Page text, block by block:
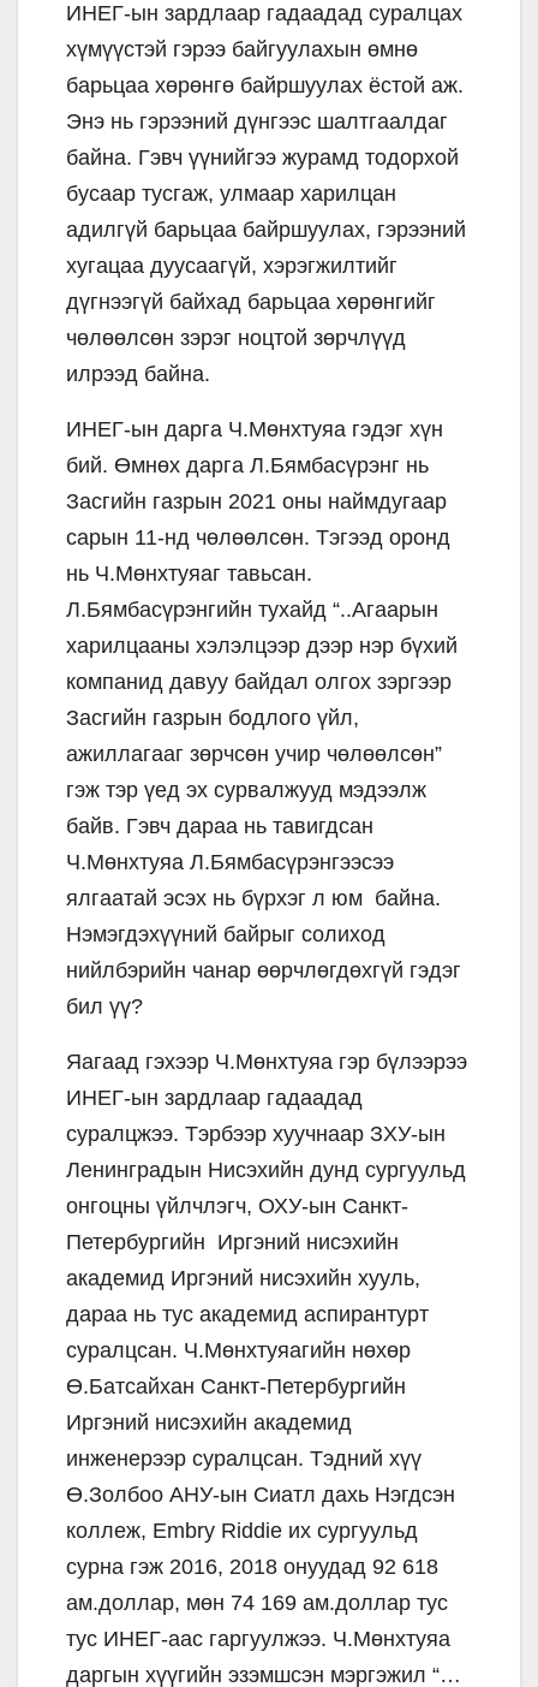
ИНЕГ-ын зардлаар гадаадад суралцах
хүмүүстэй гэрээ байгуулахын өмнө
барьцаа хөрөнгө байршуулах ёстой аж.
Энэ нь гэрээний дүнгээс шалтгаалдаг
байна. Гэвч үүнийгээ журамд тодорхой
бусаар тусгаж, улмаар харилцан
адилгүй барьцаа байршуулах, гэрээний
хугацаа дуусаагүй, хэрэгжилтийг
дүгнээгүй байхад барьцаа хөрөнгийг
чөлөөлсөн зэрэг ноцтой зөрчлүүд
илрээд байна.
ИНЕГ-ын дарга Ч.Мөнхтуяа гэдэг хүн
бий. Өмнөх дарга Л.Бямбасүрэнг нь
Засгийн газрын 2021 оны наймдугаар
сарын 11-нд чөлөөлсөн. Тэгээд оронд
нь Ч.Мөнхтуяаг тавьсан.
Л.Бямбасүрэнгийн тухайд “..Агаарын
харилцааны хэлэлцээр дээр нэр бүхий
компанид давуу байдал олгох зэргээр
Засгийн газрын бодлого үйл,
ажиллагааг зөрчсөн учир чөлөөлсөн”
гэж тэр үед эх сурвалжууд мэдээлж
байв. Гэвч дараа нь тавигдсан
Ч.Мөнхтуяа Л.Бямбасүрэнгээсээ
ялгаатай эсэх нь бүрхэг л юм байна.
Нэмэгдэхүүний байрыг солиход
нийлбэрийн чанар өөрчлөгдөхгүй гэдэг
бил үү?
Яагаад гэхээр Ч.Мөнхтуяа гэр бүлээрээ
ИНЕГ-ын зардлаар гадаадад
суралцжээ. Тэрбээр хуучнаар ЗХУ-ын
Ленинградын Нисэхийн дунд сургуульд
онгоцны үйлчлэгч, ОХУ-ын Санкт-
Петербургийн Иргэний нисэхийн
академид Иргэний нисэхийн хууль,
дараа нь тус академид аспирантурт
суралцсан. Ч.Мөнхтуяагийн нөхөр
Ө.Батсайхан Санкт-Петербургийн
Иргэний нисэхийн академид
инженерээр суралцсан. Тэдний хүү
Ө.Золбоо АНУ-ын Сиатл дахь Нэгдсэн
коллеж, Embry Riddie их сургуульд
сурна гэж 2016, 2018 онуудад 92 618
ам.доллар, мөн 74 169 ам.доллар тус
тус ИНЕГ-аас гаргуулжээ. Ч.Мөнхтуяа
даргын хүүгийн эзэмшсэн мэргэжил “…